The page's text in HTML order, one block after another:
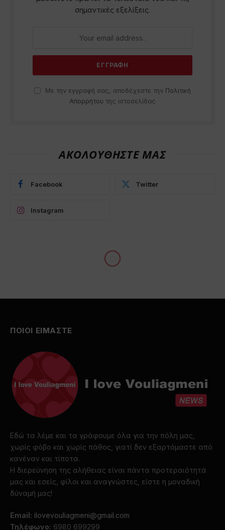
σημαντικές εξελίξεις.
Με την εγγραφή σας, αποδέχεστε την Πολιτική
Απορρήτου της ιστοσελίδας
ΑΚΟΛΟΥΘΗΣΤΕ ΜΑΣ
Facebook Twitter
Instagram
Τόλης Βοσκόπουλος: Το
στον σπουδαίο ερμηνευτή
– Δείτε βίντεο και
φωτογραφίες
I love Vouliagmeni
Δεν υπάρχουν Σχόλια